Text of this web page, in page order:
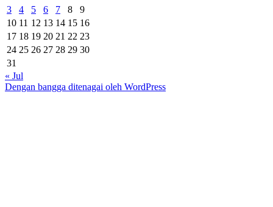
3
4 5 6 7 8
9
10 11 12 13 14 15 16
17 18 19 20 21 22 23
24 25 26 27 28 29 30
31
« Jul
Dengan bangga ditenagai oleh WordPress